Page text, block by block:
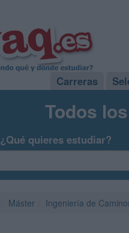
Carreras
Todos
¿Qué quieres estudiar?
Máster Ingeniería de